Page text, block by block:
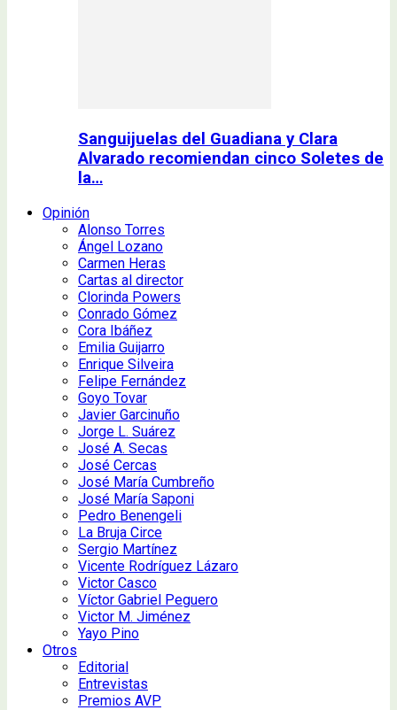
Sanguijuelas del Guadiana y Clara
Alvarado recomiendan cinco Soletes de
la…
Opinión
Alonso Torres
Ángel Lozano
Carmen Heras
Cartas al director
Clorinda Powers
Conrado Gómez
Cora Ibáñez
Emilia Guijarro
Enrique Silveira
Felipe Fernández
Goyo Tovar
Javier Garcinuño
Jorge L. Suárez
José A. Secas
José Cercas
José María Cumbreño
José María Saponi
Pedro Benengeli
La Bruja Circe
Sergio Martínez
Vicente Rodríguez Lázaro
Victor Casco
Víctor Gabriel Peguero
Victor M. Jiménez
Yayo Pino
Otros
Editorial
Entrevistas
Premios AVP